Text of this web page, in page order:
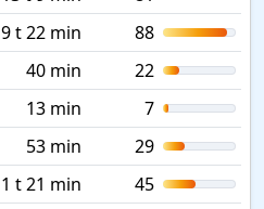
9 t 22 min
88
40 min
22
13 min
7
53 min
29
1 t 21 min
45